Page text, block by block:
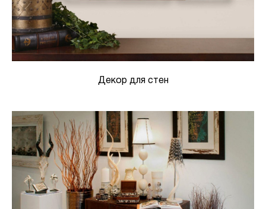
Декор для стен